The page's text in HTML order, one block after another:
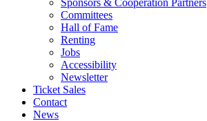
Committees
Hall of Fame
Renting
Jobs
Accessibility
Newsletter
Ticket Sales
Contact
News